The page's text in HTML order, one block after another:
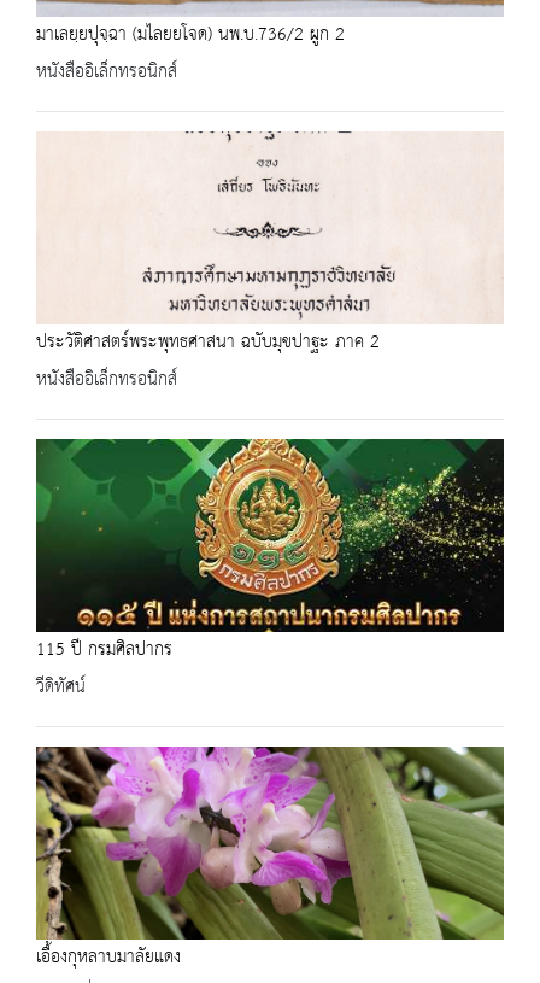
มาเลยฺยปุจฺฉา (มไลยยโจด) นพ.บ.736/2 ผูก 2
หนังสืออิเล็กทรอนิกส์
ประวัติศาสตร์พระพุทธศาสนา ฉบับมุขปาฐะ ภาค 2
หนังสืออิเล็กทรอนิกส์
115 ปี กรมศิลปากร
วีดิทัศน์
เอื้องกุหลาบมาลัยแดง